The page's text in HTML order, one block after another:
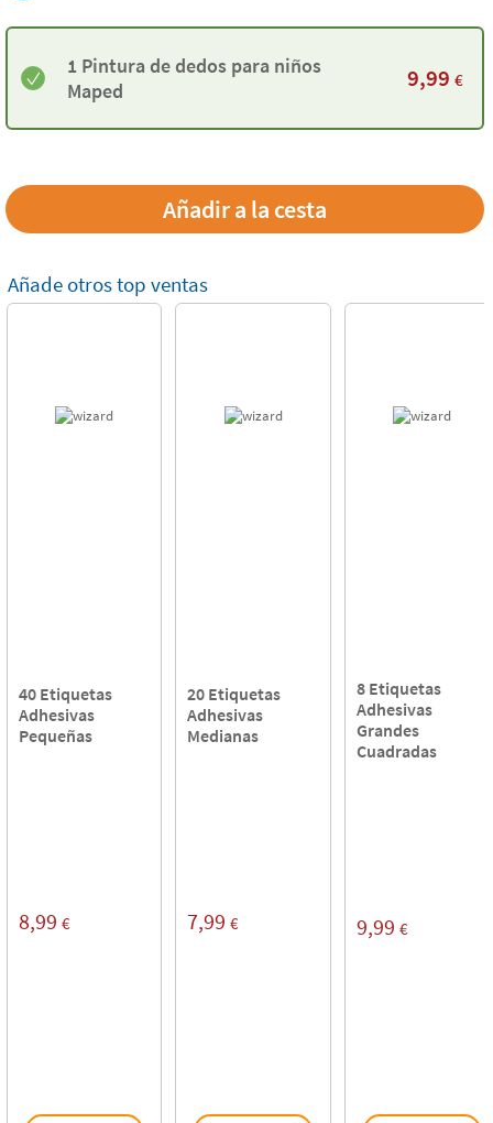
1 Pintura de dedos para niños
Maped
9,99 €
Añade otros top ventas
40 Etiquetas
Adhesivas
Pequeñas
8,99 €
20 Etiquetas
Adhesivas
Medianas
7,99 €
8 Etiquetas
Adhesivas
Grandes
Cuadradas
9,99 €